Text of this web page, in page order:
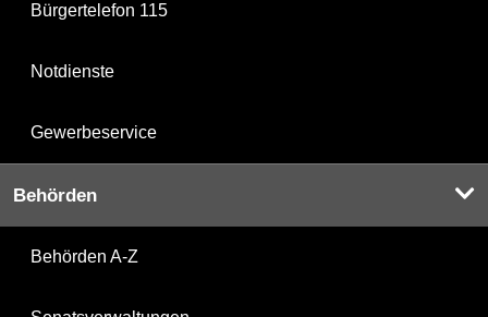
Bürgertelefon 115
Notdienste
Gewerbeservice
Behörden
Behörden A-Z